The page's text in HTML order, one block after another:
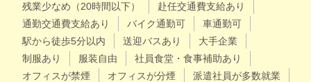
残業少なめ（20時間以下）
赴任交通費支給あり
通勤交通費支給あり
バイク通勤可
車通勤可
駅から徒歩5分以内
送迎バスあり
大手企業
制服あり
服装自由
社員食堂・食事補助あり
オフィスが禁煙
オフィスが分煙
派遣社員が多数就業